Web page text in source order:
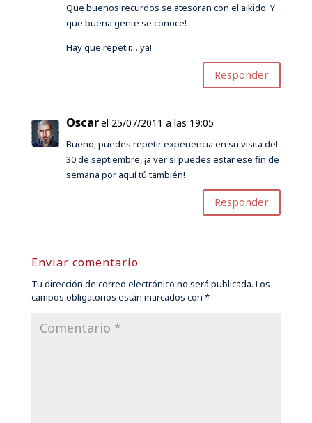
Que buenos recurdos se atesoran con el aikido. Y
que buena gente se conoce!
Hay que repetir… ya!
Responder
Oscarel 25/07/2011 a las 19:05
Bueno, puedes repetir experiencia en su visita del
30 de septiembre, ¡a ver si puedes estar ese fin de
semana por aquí tú también!
Responder
Enviar comentario
Tu dirección de correo electrónico no será publicada. Los
campos obligatorios están marcados con *